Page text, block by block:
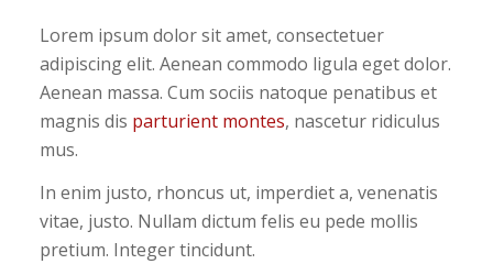
Lorem ipsum dolor sit amet, consectetuer
adipiscing elit. Aenean commodo ligula eget dolor.
Aenean massa. Cum sociis natoque penatibus et
magnis dis parturient montes, nascetur ridiculus
mus.
In enim justo, rhoncus ut, imperdiet a, venenatis
vitae, justo. Nullam dictum felis eu pede mollis
pretium. Integer tincidunt.